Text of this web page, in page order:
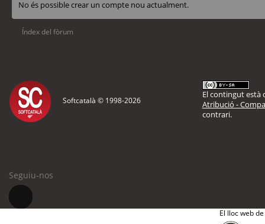
No és possible crear un compte nou actualment.
Índex del fòrum
Softcatalà © 1998-2026
El contingut està
Atribució -
contrari.
Seguiu-nos
El lloc web